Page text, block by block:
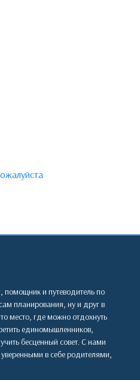
помощник и путеводитель по
планирования, ну и друг в
место, где можно отдохнуть
единомышленников,
бесценный совет. С нами
в себе родителями,